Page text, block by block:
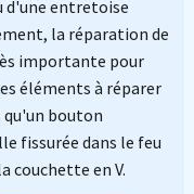
d'une entretoise
la réparation de
importante pour
éléments à réparer
bouton
fissurée dans le feu
couchette en V.